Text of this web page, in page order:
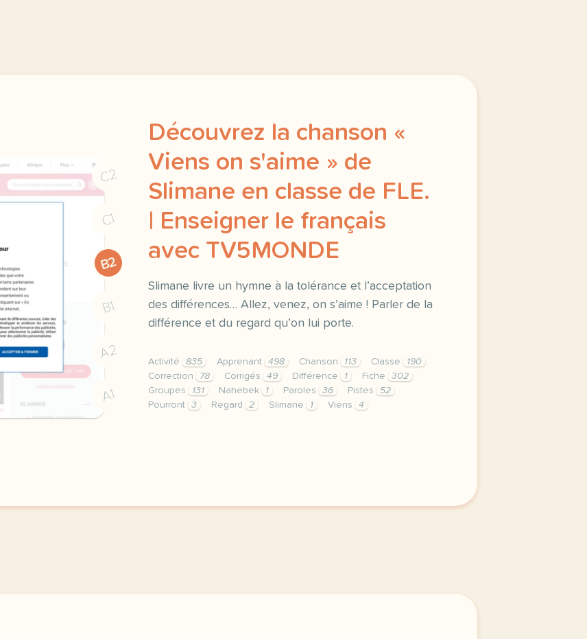
C2
C1
B2
B1
A2
A1
Découvrez la chanson «
Viens on s'aime » de
Slimane en classe de FLE.
| Enseigner le français
avec TV5MONDE
Slimane livre un hymne à la tolérance et l’acceptation
des différences… Allez, venez, on s’aime ! Parler de la
différence et du regard qu’on lui porte.
Activité 835 Apprenant 498 Chanson 113 Classe
190
Correction
78 Corrigés 49 Différence 1 Fiche
302
Groupes
131 Nahebek 1 Paroles 36 Pistes
52
Pourront
3 Regard 2 Slimane 1 Viens 4